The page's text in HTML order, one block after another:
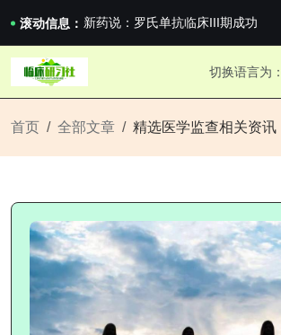
滚动信息： 新药说：罗氏单抗临床III期成功
新药说：哈佛大学：生男生女不是
国家药监局关于适用《E6（R3）
沪上临研人：著名Global临床CRO
新药说：哈佛大学：生男生女不是
切换语言为：
首页 全部文章 精选医学监查相关资讯